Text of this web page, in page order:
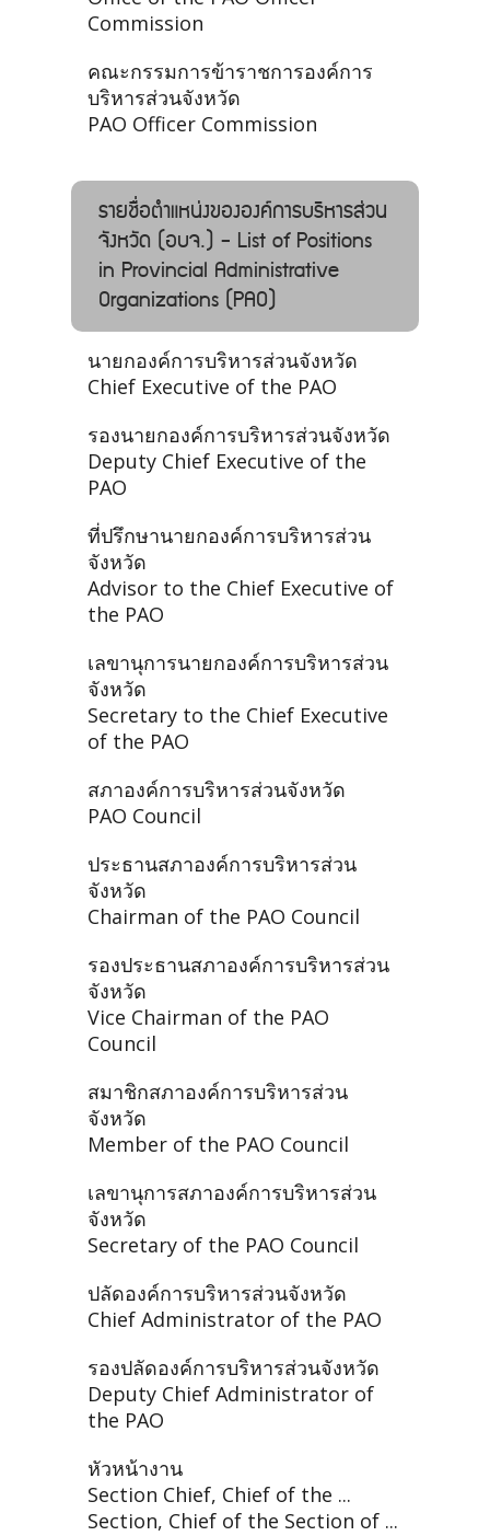
Commission
คณะกรรมการข้าราชการองค์การ
บริหารส่วนจังหวัด
PAO Officer Commission
รายชื่อตำแหน่งขององค์การบริหารส่วน
จังหวัด (อบจ.) - List of Positions
in Provincial Administrative
Organizations (PAO)
นายกองค์การบริหารส่วนจังหวัด
Chief Executive of the PAO
รองนายกองค์การบริหารส่วนจังหวัด
Deputy Chief Executive of the
PAO
ที่ปรึกษานายกองค์การบริหารส่วน
จังหวัด
Advisor to the Chief Executive of
the PAO
เลขานุการนายกองค์การบริหารส่วน
จังหวัด
Secretary to the Chief Executive
of the PAO
สภาองค์การบริหารส่วนจังหวัด
PAO Council
ประธานสภาองค์การบริหารส่วน
จังหวัด
Chairman of the PAO Council
รองประธานสภาองค์การบริหารส่วน
จังหวัด
Vice Chairman of the PAO
Council
สมาชิกสภาองค์การบริหารส่วน
จังหวัด
Member of the PAO Council
เลขานุการสภาองค์การบริหารส่วน
จังหวัด
Secretary of the PAO Council
ปลัดองค์การบริหารส่วนจังหวัด
Chief Administrator of the PAO
รองปลัดองค์การบริหารส่วนจังหวัด
Deputy Chief Administrator of
the PAO
หัวหน้างาน
Section Chief, Chief of the ...
Section, Chief of the Section of ...